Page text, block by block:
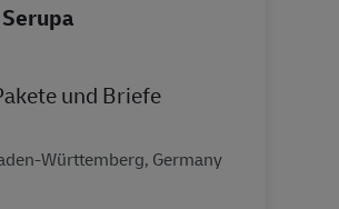
und Briefe
Württemberg, Germany